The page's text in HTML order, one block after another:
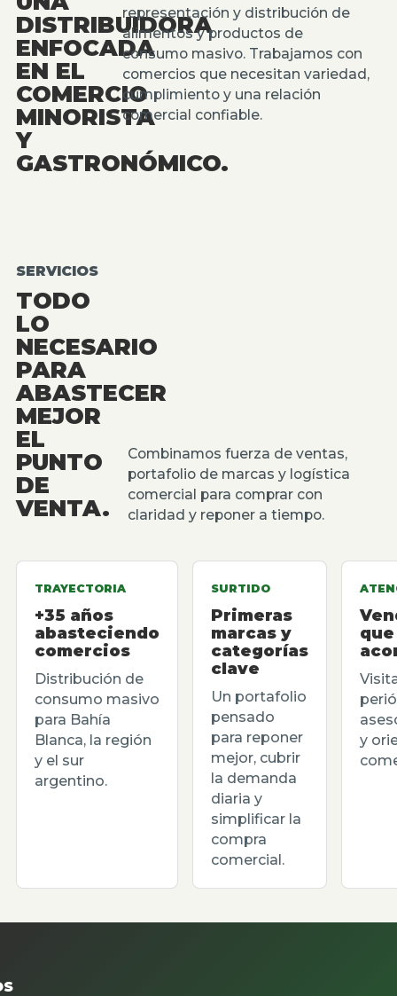
DISTRIBUIDORA
ENFOCADA
EN EL
COMERCIO
MINORISTA
Y
GASTRONÓMICO.
representación y distribución de
alimentos y productos de
consumo masivo. Trabajamos con
comercios que necesitan variedad,
cumplimiento y una relación
comercial confiable.
SERVICIOS
TODO
LO
NECESARIO
PARA
ABASTECER
MEJOR
EL
PUNTO
DE
VENTA.
Combinamos fuerza de ventas,
portafolio de marcas y logística
comercial para comprar con
claridad y reponer a tiempo.
TRAYECTORIA
+35 años
abasteciendo
comercios
Distribución de
consumo masivo
para Bahía
Blanca, la región
y el sur
argentino.
SURTIDO
Primeras
marcas y
categorías
clave
Un portafolio
pensado
para reponer
mejor, cubrir
la demanda
diaria y
simplificar la
compra
comercial.
que
y